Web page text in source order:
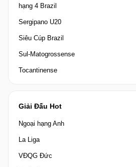
hạng 4 Brazil
Sergipano U20
Siêu Cúp Brazil
Sul-Matogrossense
Tocantinense
Giải Đấu Hot
Ngoại hạng Anh
La Liga
VĐQG Đức